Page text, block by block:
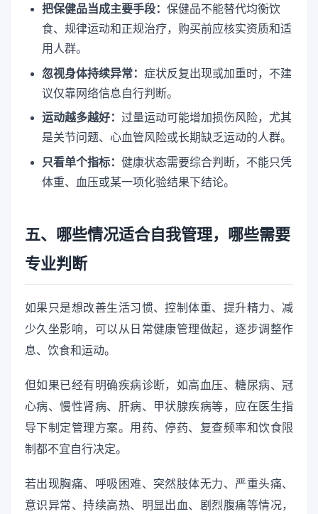
把保健品当成主要手段： 保健品不能替代均衡饮
食、规律运动和正规治疗，购买前应核实资质和适
用人群。
忽视身体持续异常： 症状反复出现或加重时，不建
议仅靠网络信息自行判断。
运动越多越好： 过量运动可能增加损伤风险，尤其
是关节问题、心血管风险或长期缺乏运动的人群。
只看单个指标： 健康状态需要综合判断，不能只凭
体重、血压或某一项化验结果下结论。
五、哪些情况适合自我管理，哪些需要
专业判断
如果只是想改善生活习惯、控制体重、提升精力、减
少久坐影响，可以从日常健康管理做起，逐步调整作
息、饮食和运动。
但如果已经有明确疾病诊断，如高血压、糖尿病、冠
心病、慢性肾病、肝病、甲状腺疾病等，应在医生指
导下制定管理方案。用药、停药、复查频率和饮食限
制都不宜自行决定。
若出现胸痛、呼吸困难、突然肢体无力、严重头痛、
意识异常、持续高热、明显出血、剧烈腹痛等情况，